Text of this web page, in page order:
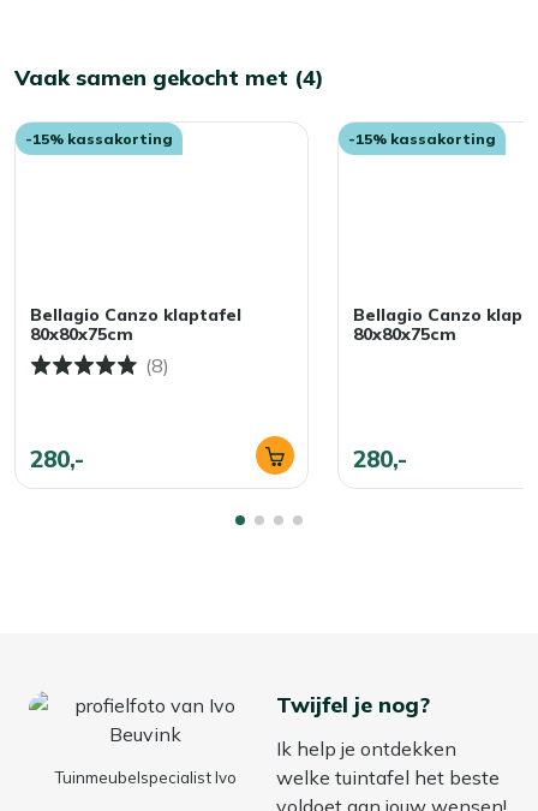
Vaak samen gekocht met (4)
-15% kassakorting
Bellagio Canzo klaptafel
80x80x75cm
(8)
280,-
-15% kassakorting
Bellagio Canzo
80x80x75cm
280,-
Tuinmeubelspecialist Ivo
Twijfel je nog?
Ik help je ontdekken
welke tuintafel het beste
voldoet aan jouw wensen!